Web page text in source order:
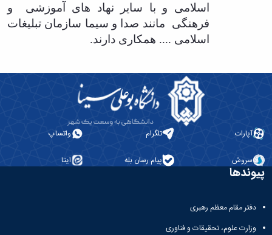
اسلامی و با سایر نهاد های آموزشی
و
فرهنگی
مانند صدا و سیما سازمان تبلیغات
اسلامی .... همکاری دارند.
آپارات تلگرام واتساپ
سروش پیام رسان بله ایتا
پیوندها
دفتر مقام معظم رهبری
وزارت علوم، تحقیقات و فناوری